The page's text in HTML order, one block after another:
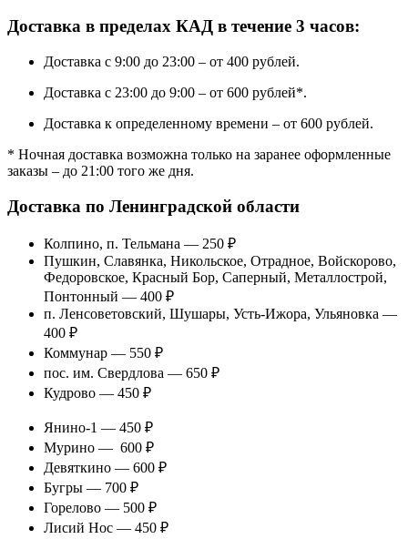
Доставка в пределах КАД в течение 3 часов:
Доставка с 9:00 до 23:00 – от 400 рублей.
Доставка с 23:00 до 9:00 – от 600 рублей*.
Доставка к определенному времени – от 600 рублей.
* Ночная доставка возможна только на заранее оформленные
заказы – до 21:00 того же дня.
Доставка по Ленинградской области
Колпино, п. Тельмана — 250 ₽
Пушкин, Славянка, Никольское, Отрадное, Войскорово,
Федоровское, Красный Бор, Саперный, Металлострой,
Понтонный — 400 ₽
п. Ленсоветовский, Шушары, Усть-Ижора, Ульяновка —
400 ₽
Коммунар — 550 ₽
пос. им. Свердлова — 650 ₽
Кудрово — 450 ₽
Янино-1 — 450 ₽
Мурино — 600 ₽
Девяткино — 600 ₽
Бугры — 700 ₽
Горелово — 500 ₽
Лисий Нос — 450 ₽